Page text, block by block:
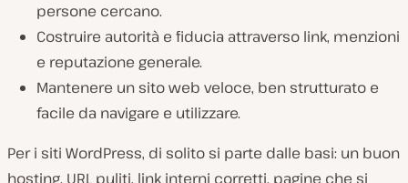
persone cercano.
Costruire autorità e fiducia attraverso link, menzioni
e reputazione generale.
Mantenere un sito web veloce, ben strutturato e
facile da navigare e utilizzare.
Per i siti WordPress, di solito si parte dalle basi: un buon
hosting, URL puliti, link interni corretti, pagine che si